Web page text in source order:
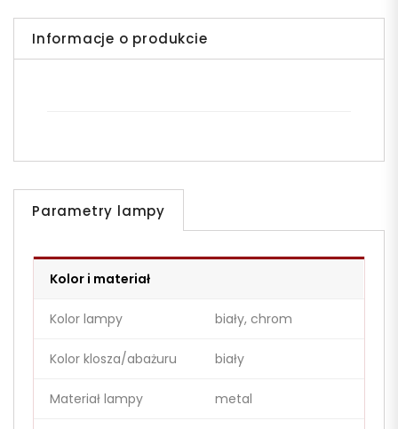
Informacje o produkcie
Parametry lampy
Kolor i materiał
Kolor lampy biały, chrom
Kolor klosza/abażuru biały
Materiał lampy metal